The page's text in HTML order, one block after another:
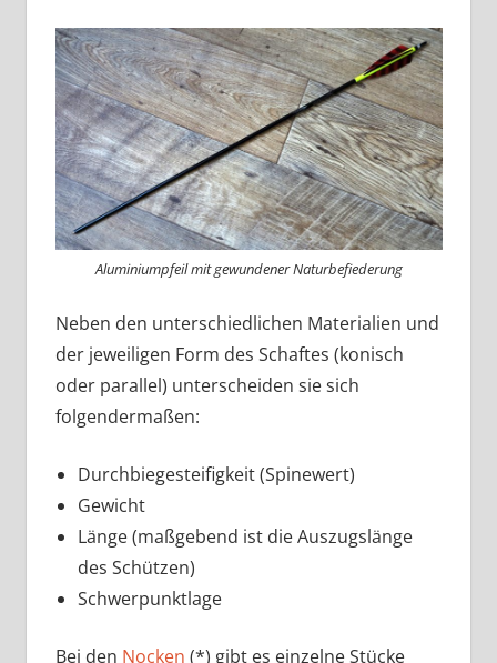
Aluminiumpfeil mit gewundener Naturbefiederung
Neben den unterschiedlichen Materialien und
der jeweiligen Form des Schaftes (konisch
oder parallel) unterscheiden sie sich
folgendermaßen:
Durchbiegesteifigkeit (Spinewert)
Gewicht
Länge (maßgebend ist die Auszugslänge
des Schützen)
Schwerpunktlage
Bei den Nocken (*) gibt es einzelne Stücke